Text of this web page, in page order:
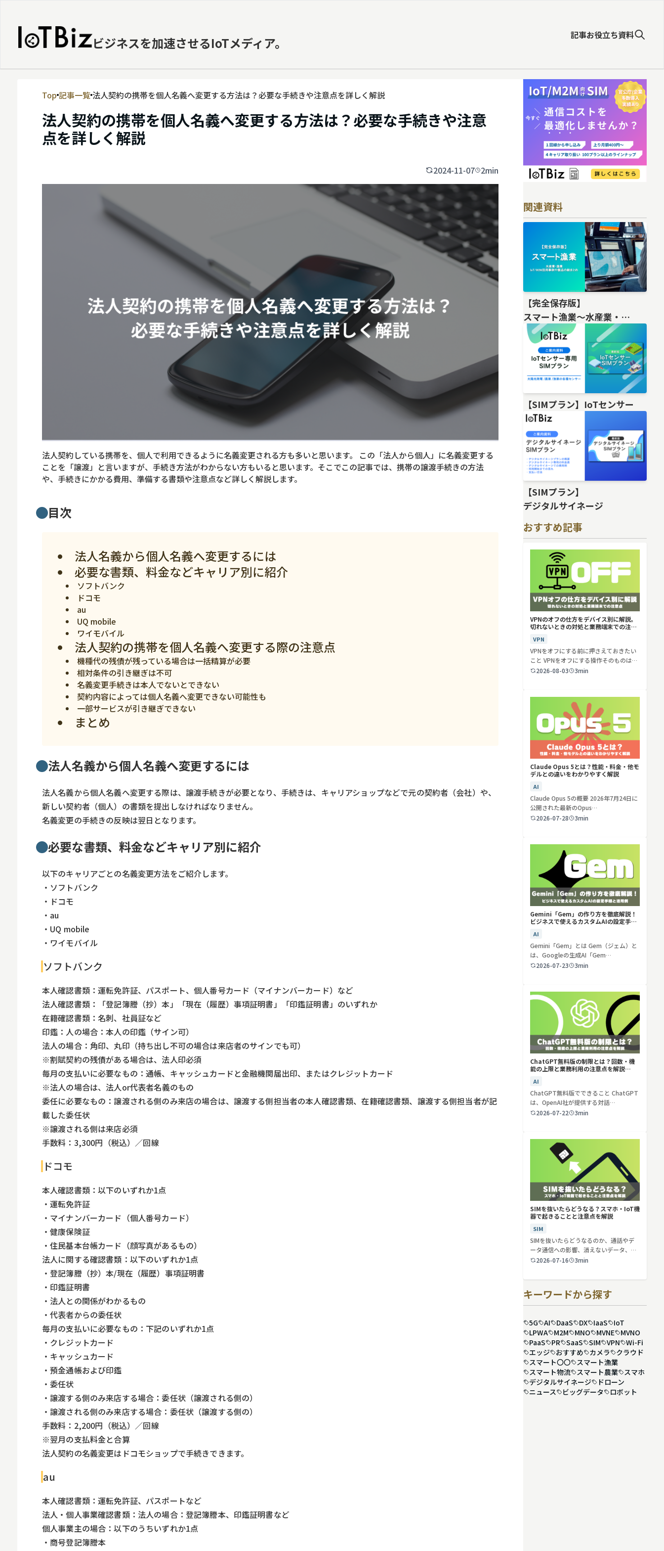
ビジネスを加速させるIoTメディア。 記事お役立ち資料
MVNE
エッジ
LPWA
MNO
MVNO
スマート漁業
5G
クラウド
スマート〇〇
スマート農業
ロボット
スマート物流
IoT
カメラ
Wi-Fi
SIM
スマホ
Top 記事一覧 法人契約の携帯を個人名義へ変更する方法は？必要な手続きや注意点を詳しく解説
法人契約の携帯を個人名義へ変更する方法は？必要な手続きや注意
点を詳しく解説
2024-11-07 2min
法人契約している携帯を、個人で利用できるように名義変更される方も多いと思います。 この「法人から個人」に名義変更する
ことを「譲渡」と言いますが、手続き方法がわからない方もいると思います。そこでこの記事では、携帯の譲渡手続きの方法
や、手続きにかかる費用、準備する書類や注意点など詳しく解説します。
目次
法人名義から個人名義へ変更するには
必要な書類、料金などキャリア別に紹介
ソフトバンク
ドコモ
au
UQ mobile
ワイモバイル
法人契約の携帯を個人名義へ変更する際の注意点
機種代の残債が残っている場合は一括精算が必要
相対条件の引き継ぎは不可
名義変更手続きは本人でないとできない
契約内容によっては個人名義へ変更できない可能性も
一部サービスが引き継ぎできない
まとめ
法人名義から個人名義へ変更するには
法人名義から個人名義へ変更する際は、譲渡手続きが必要となり、手続きは、キャリアショップなどで元の契約者（会社）や、
新しい契約者（個人）の書類を提出しなければなりません。
名義変更の手続きの反映は翌日となります。
必要な書類、料金などキャリア別に紹介
以下のキャリアごとの名義変更方法をご紹介します。
・ソフトバンク
・ドコモ
・au
・UQ mobile
・ワイモバイル
ソフトバンク
本人確認書類：運転免許証、パスポート、個人番号カード（マイナンバーカード）など
法人確認書類：「登記簿謄（抄）本」「現在（履歴）事項証明書」「印鑑証明書」のいずれか
在籍確認書類：名刺、社員証など
印鑑：人の場合：本人の印鑑（サイン可）
法人の場合：角印、丸印（持ち出し不可の場合は来店者のサインでも可）
※割賦契約の残債がある場合は、法人印必須
毎月の支払いに必要なもの：通帳、キャッシュカードと金融機関届出印、またはクレジットカード
※法人の場合は、法人or代表者名義のもの
委任に必要なもの：譲渡される側のみ来店の場合は、譲渡する側担当者の本人確認書類、在籍確認書類、譲渡する側担当者が記
載した委任状
※譲渡される側は来店必須
手数料：3,300円（税込）／回線
ドコモ
本人確認書類：以下のいずれか1点
・運転免許証
・マイナンバーカード（個人番号カード）
・健康保険証
・住民基本台帳カード（顔写真があるもの）
法人に関する確認書類：以下のいずれか1点
・登記簿謄（抄）本/現在（履歴）事項証明書
・印鑑証明書
・法人との関係がわかるもの
・代表者からの委任状
毎月の支払いに必要なもの：下記のいずれか1点
・クレジットカード
・キャッシュカード
・預金通帳および印鑑
・委任状
・譲渡する側のみ来店する場合：委任状（譲渡される側の）
・譲渡される側のみ来店する場合：委任状（譲渡する側の）
手数料：2,200円（税込）／回線
※翌月の支払料金と合算
法人契約の名義変更はドコモショップで手続きできます。
au
本人確認書類：運転免許証、パスポートなど
法人・個人事業確認書類：法人の場合：登記簿謄本、印鑑証明書など
個人事業主の場合：以下のうちいずれか1点
・商号登記簿謄本
関連資料
【完全保存版】
スマート漁業〜水産業・
漁業IoT/M2M活用事例や製品の総
【SIMプラン】IoTセンサー
【SIMプラン】
デジタルサイネージ
おすすめ記事
VPNのオフの仕方をデバイス別に解説。
切れないときの対処と業務端末での注意
VPN
VPNをオフにする前に押さえておきたい
こと VPNをオフにする操作そのものは、
ど…2026-08-03 3min
Claude Opus 5とは？性能・料金・他モ
デルとの違いをわかりやすく解説
AI
Claude Opus 5の概要 2026年7月24日に
公開された最新のOpus…
2026-07-28
3min
Gemini「Gem」の作り方を徹底解説！
ビジネスで使えるカスタムAIの設定手順
AI
Gemini「Gem」とは Gem（ジェム）と
は、Googleの生成AI「Gem…
2026-07-23
3min
ChatGPT無料版の制限とは？回数・機
能の上限と業務利用の注意点を解説
AI
ChatGPT無料版でできること ChatGPT
は、OpenAI社が提供する対話…
2026-07-22
3min
SIMを抜いたらどうなる？スマホ・IoT機
器で起きることと注意点を解説
SIM
SIMを抜いたらどうなるのか、通話やデ
ータ通信への影響、消えないデータ、解
約や端…
2026-07-16 3min
キーワードから探す
5G AI DaaS DX IaaS
IoT
LPWA
M2M MNO MVNE
MVNO
PaaS
PR SaaS SIM VPN
Wi-Fi
エッジ
おすすめ カメラ
クラウド
スマート〇〇
スマート漁業
スマート物流
スマート農業
スマホ
デジタルサイネージ
ドローン
ニュース
ビッグデータ ロボット